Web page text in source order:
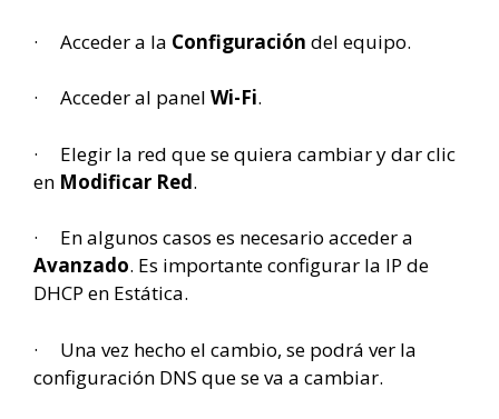
· Acceder a la Configuración del equipo.
· Acceder al panel Wi-Fi.
· Elegir la red que se quiera cambiar y dar clic
en Modificar Red.
· En algunos casos es necesario acceder a
Avanzado. Es importante configurar la IP de
DHCP en Estática.
· Una vez hecho el cambio, se podrá ver la
configuración DNS que se va a cambiar.